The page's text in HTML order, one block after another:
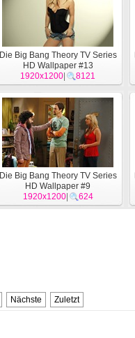
Die Big Bang Theory TV Series
HD Wallpaper #13
1920x1200
8121
Die Big Bang Theory TV Series
HD Wallpaper #9
1920x1200| 624
Nächste Zuletzt